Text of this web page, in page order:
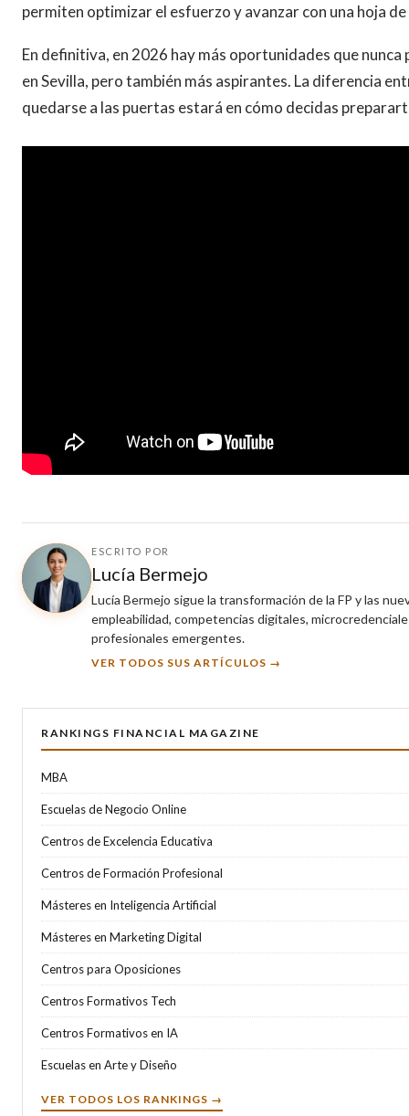
permiten optimizar el esfuerzo y avanzar con una hoja
En definitiva, en 2026 hay más oportunidades que nunca
en Sevilla, pero también más aspirantes. La diferencia
quedarse a las puertas estará en cómo decidas
ESCRITO POR
Lucía Bermejo
Lucía Bermejo sigue la transformación de la FP y las
empleabilidad, competencias digitales,
profesionales emergentes.
VER TODOS SUS ARTÍCULOS →
RANKINGS FINANCIAL MAGAZINE
MBA
Escuelas de Negocio Online
Centros de Excelencia Educativa
Centros de Formación Profesional
Másteres en Inteligencia Artificial
Másteres en Marketing Digital
Centros para Oposiciones
Centros Formativos Tech
Centros Formativos en IA
Escuelas en Arte y Diseño
VER TODOS LOS RANKINGS →